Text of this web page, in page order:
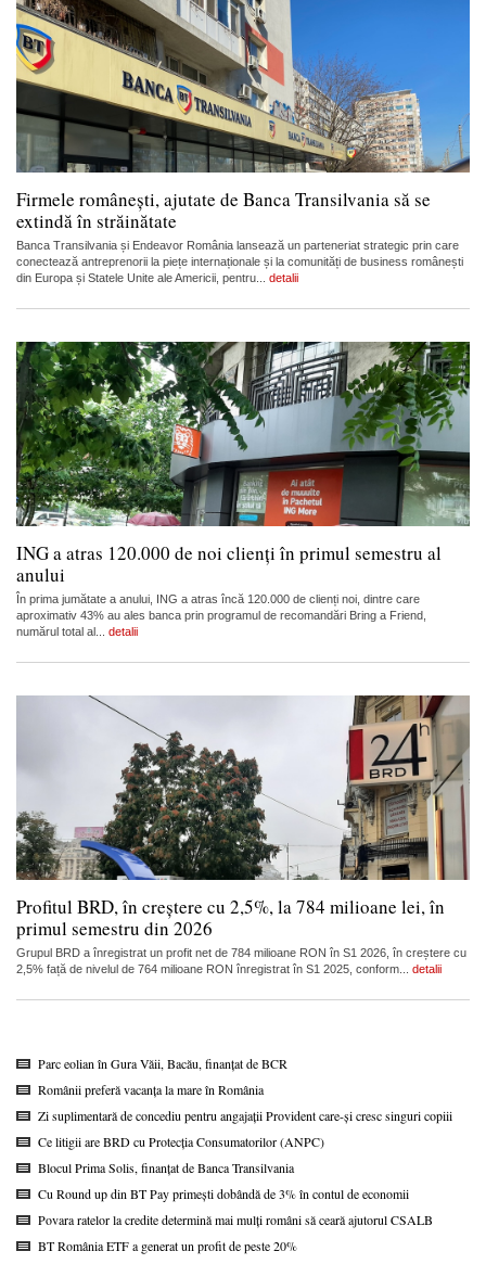
Firmele românești, ajutate de Banca Transilvania să se
extindă în străinătate
Banca Transilvania și Endeavor România lansează un parteneriat strategic prin care
conectează antreprenorii la piețe internaționale și la comunități de business românești
din Europa și Statele Unite ale Americii, pentru... detalii
ING a atras 120.000 de noi clienți în primul semestru al
anului
În prima jumătate a anului, ING a atras încă 120.000 de clienți noi, dintre care
aproximativ 43% au ales banca prin programul de recomandări Bring a Friend,
numărul total al... detalii
Profitul BRD, în creștere cu 2,5%, la 784 milioane lei, în
primul semestru din 2026
Grupul BRD a înregistrat un profit net de 784 milioane RON în S1 2026, în creștere cu
2,5% față de nivelul de 764 milioane RON înregistrat în S1 2025, conform... detalii
Parc eolian în Gura Văii, Bacău, finanțat de BCR
Românii preferă vacanța la mare în România
Zi suplimentară de concediu pentru angajații Provident care-și cresc singuri copiii
Ce litigii are BRD cu Protecția Consumatorilor (ANPC)
Blocul Prima Solis, finanțat de Banca Transilvania
Cu Round up din BT Pay primești dobândă de 3% în contul de economii
Povara ratelor la credite determină mai mulți români să ceară ajutorul CSALB
BT România ETF a generat un profit de peste 20%